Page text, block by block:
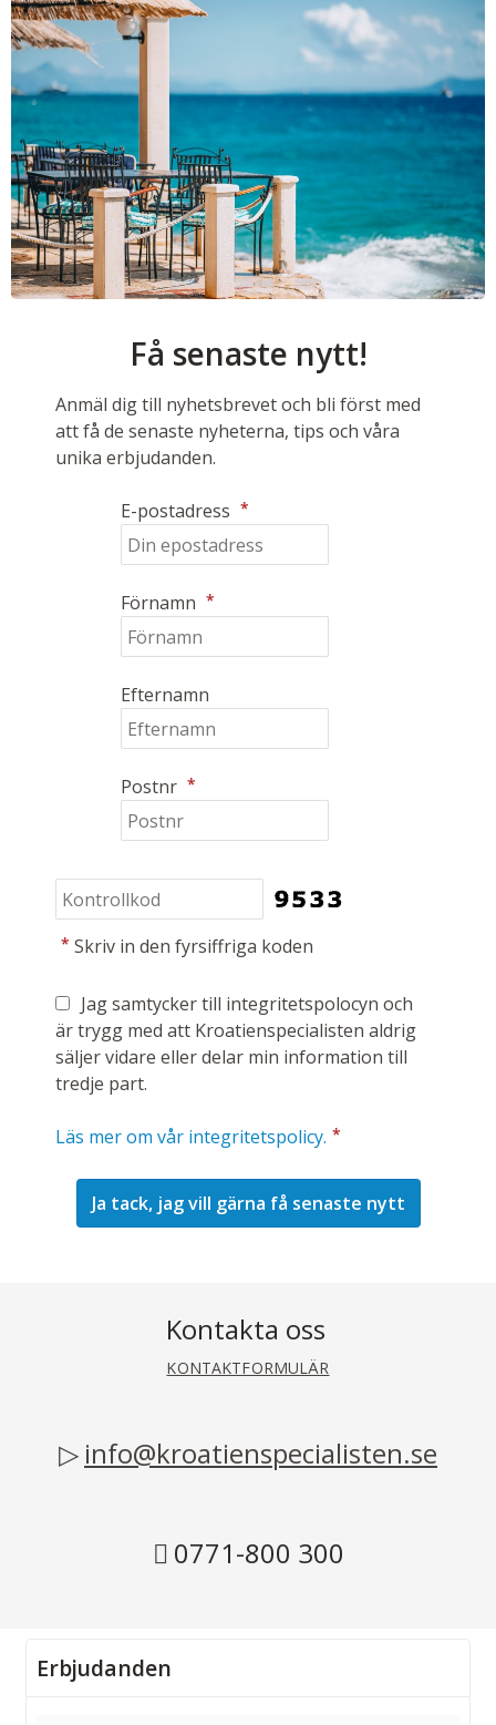
Få senaste nytt!
Anmäl dig till nyhetsbrevet och bli först med
att få de senaste nyheterna, tips och våra
unika erbjudanden.
E-postadress *
Förnamn *
Efternamn
Postnr *
* Skriv in den fyrsiffriga koden
Jag samtycker till integritetspolocyn och
är trygg med att Kroatienspecialisten aldrig
säljer vidare eller delar min information till
tredje part.
Läs mer om vår integritetspolicy. *
Kontakta oss
KONTAKTFORMULÄR
info@kroatienspecialisten.se
0771-800 300
Erbjudanden